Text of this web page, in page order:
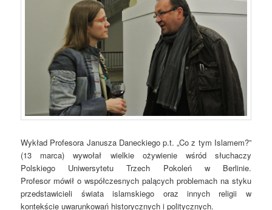
Wykład Profesora Janusza Daneckiego p.t. „Co z tym Islamem?”
(13 marca) wywołał wielkie ożywienie wśród słuchaczy
Polskiego Uniwersytetu Trzech Pokoleń w Berlinie.
Profesor mówił o współczesnych palących problemach na styku
przedstawicieli świata islamskiego oraz innych religii w
kontekście uwarunkowań historycznych i politycznych.